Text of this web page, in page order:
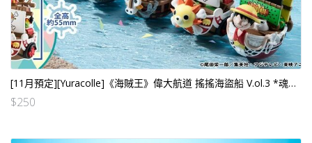
[11月預定][Yuracolle]《海賊王》偉大航道 搖搖海盜船 V.ol.3 *魂限原裝盒 （行） [全數HK$550/訂金$250]
$250